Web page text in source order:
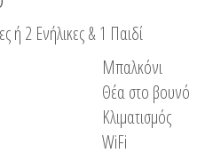
ή 2 Ενήλικες & 1 Παιδί
Μπαλκόνι
Θέα στο βουνό
Κλιματισμός
WiFi